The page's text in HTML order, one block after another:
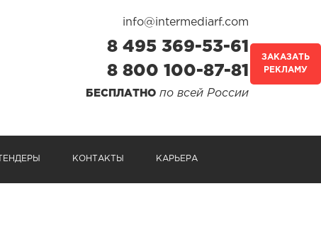
info@intermediarf.com
8 495 369-53-61
8 800 100-87-81
БЕСПЛАТНО по всей России
ТЕНДЕРЫ КОНТАКТЫ КАРЬЕРА
ЗАКАЗАТЬ
РЕКЛАМУ